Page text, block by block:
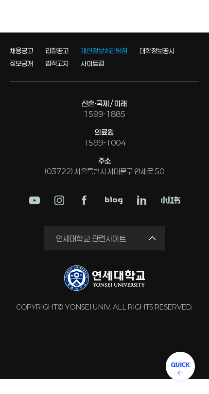
채용공고 입찰공고 개인정보처리방침
대학정보공시
정보공개
법적고지 사이트맵
신촌·국제 / 미래
1599-1885
의료원
1599-1004
주소
(03722) 서울특별시 서대문구 연세로 50
COPYRIGHT© YONSEI UNIV. ALL RIGHTS RESERVED.
연세대학교 관련사이트
학교법인
세브란스병원
강남세브란스병원
용인세브란스병원